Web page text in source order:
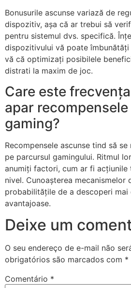
Bonusurile ascunse variază de
dispozitiv, așa că ar trebui să
pentru sistemul dvs. specifică.
dispozitivului vă poate
vă că optimizați posibilele
distrati la maxim de joc.
Care este
apar
gaming?
Recompensele ascunse tind să
pe parcursul gamingului. Ritmul
anumiți factori, cum ar fi acțiunile
nivel. Cunoașterea mecanismelor
probabilitățile de a descoperi mai
avantajoase.
Deixe um
O seu endereço de e-mail não
obrigatórios são marcados com *
Comentário *